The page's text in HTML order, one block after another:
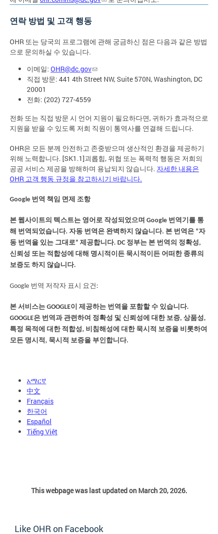
연락 방법 및 고객 행동
OHR 또는 당국의 프로그램에 관해 궁금하신 점은 다음과 같은 방법
으로 문의하실 수 있습니다.
이메일: OHR@dc.gov
직접 방문: 441 4th Street NW, Suite 570N, Washington, DC
20001
전화: (202) 727-4559
전화 또는 직접 방문 시 언어 지원이 필요하다면, 귀하가 효과적으로
지원을 받을 수 있도록 저희 직원이 통역사를 연결해 드립니다.
OHR은 모든 분께 안전하고 존중받으며 생산적인 환경을 제공하기
위해 노력합니다. [SK1.1]괴롭힘, 위협 또는 폭력적 행동은 저희의
공공 서비스 제공을 방해하며 용납되지 않습니다. 자세한 내용은
OHR 고객 행동 규정을 참고하시기 바랍니다.
Google 번역 책임 면제 조항
본 웹사이트의 텍스트는 영어로 작성되었으며 Google 번역기를 통
해 번역되었습니다. 자동 번역은 완벽하지 않습니다. 본 번역은 “자
동 번역을 있는 그대로” 제공합니다. DC 정부는 본 번역의 정확성,
신뢰성 또는 적합성에 대해 명시적이든 묵시적이든 어떠한 종류의
보증도 하지 않습니다.
Google 번역 저작자 표시 요건:
본 서비스는 GOOGLE이 제공하는 번역을 포함할 수 있습니다.
GOOGLE은 번역과 관련하여 정확성 및 신뢰성에 대한 보증, 상품성,
특정 목적에 대한 적합성, 비침해성에 대한 묵시적 보증을 비롯하여
모든 명시적, 묵시적 보증을 부인합니다.
አማርኛ
中文
Français
한국어
Español
Tiếng Việt
This webpage was last updated on March 20, 2026.
Like OHR on Facebook